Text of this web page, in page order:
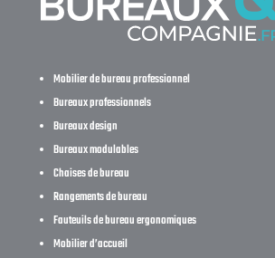
Mobilier de bureau professionnel
Bureaux professionnels
Bureaux design
Bureaux modulables
Chaises de bureau
Rangements de bureau
Fauteuils de bureau ergonomiques
Mobilier d’accueil